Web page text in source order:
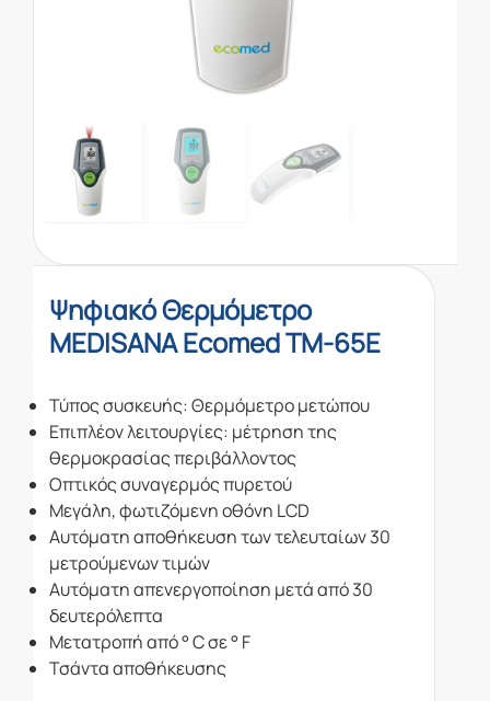
Ψηφιακό Θερμόμετρο
MEDISANA Ecomed TM-65E
Τύπος συσκευής: Θερμόμετρο μετώπου
Επιπλέον λειτουργίες: μέτρηση της
θερμοκρασίας περιβάλλοντος
Οπτικός συναγερμός πυρετού
Μεγάλη, φωτιζόμενη οθόνη LCD
Αυτόματη αποθήκευση των τελευταίων 30
μετρούμενων τιμών
Αυτόματη απενεργοποίηση μετά από 30
δευτερόλεπτα
Μετατροπή από ° C σε ° F
Τσάντα αποθήκευσης